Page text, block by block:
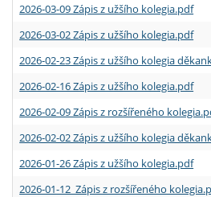
2026-03-09 Zápis z užšího kolegia.pdf
2026-03-02 Zápis z užšího kolegia.pdf
2026-02-23 Zápis z užšího kolegia
2026-02-16 Zápis z užšího kolegia.pdf
2026-02-09 Zápis z rozšířeného
2026-02-02 Zápis z užšího kolegia
2026-01-26 Zápis z užšího kolegia.pdf
2026-01-12 Zápis z rozšířeného